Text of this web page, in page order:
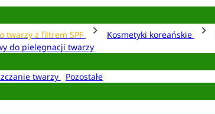
twarzy z filtrem SPF Kosmetyki koreańskie
do pielęgnacji twarzy
twarzy
Pozostałe